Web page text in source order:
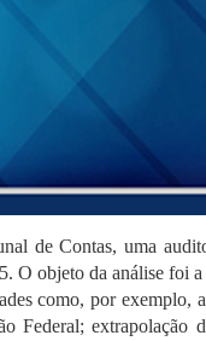
de Contas, uma
O objeto da análise foi
como, por exemplo,
extrapolação